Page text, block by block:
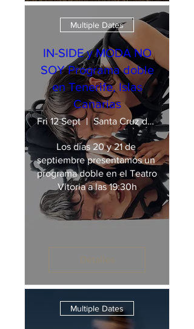
Multiple Dates
IN-SIDE y MODA NO
SOY Programa doble
en Tenerife, Islas
Canarias
Fri 12 Sept Santa Cruz de Tenerife
Los días 20 y 21 de
septiembre presentamos un
programa doble en el Teatro
Vitoria a las 19:30h
Multiple Dates